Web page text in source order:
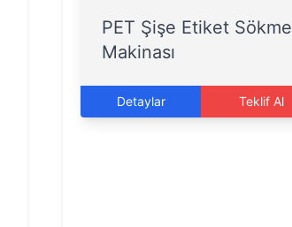
PET Şişe Etiket Sökme
Makinası
Detaylar Teklif Al